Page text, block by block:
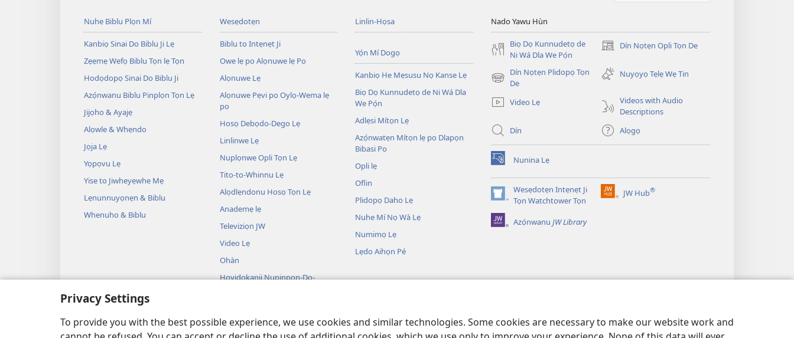
Privacy Settings
To provide you with the best possible experience, we use cookies and similar technologies. Some cookies are necessary to make our website work and
Nuhe Biblu Plọn Mí
Kanbiọ Sinai Do Biblu Ji Lẹ
Zẹẹmẹ Wefọ Biblu Tọn lẹ Tọn
Hodọdopọ Sinai Do Biblu Ji
Azọ́nwanu Biblu Pinplọn Tọn Lẹ
Jijọho & Ayajẹ
Alọwle & Whẹndo
Jọja Lẹ
Yọpọvu Lẹ
Yise to Jiwheyẹwhe Mẹ
Lẹnunnuyọnẹn & Biblu
Whenuho & Biblu
Wesẹdotẹn
Biblu to Intẹnẹt Ji
Owe lẹ po Alọnuwe lẹ Po
Alọnuwe Lẹ
Alọnuwe Pẹvi po Oylọ-Wema lẹ
po
Hosọ Debọdo-Dego Lẹ
Linlinwe Lẹ
Nuplọnwe Opli Tọn Lẹ
Tito-to-Whinnu Lẹ
Alọdlẹndonu Hosọ Tọn Lẹ
Anademẹ lẹ
Televiziọn JW
Video Lẹ
Ohàn
Hoyidokanji Nupinpọn-Do-
Donù lẹ Tọn
Linlin-Họsa
Yọ́n Mí Dogọ
Kanbiọ He Mẹsusu Nọ Kanse Lẹ
Biọ Dọ Kunnudetọ de Ni Wá Dla
We Pọ́n
Adlẹsi Mítọn Lẹ
Azọ́nwatẹn Mítọn lẹ po Dlapọn
Bibasi Po
Opli lẹ
Oflin
Plidopọ Daho Lẹ
Nuhe Mí Nọ Wà Lẹ
Numimọ Lẹ
Lẹdo Aihọn Pé
Nado Yawu Hùn
Biọ Dọ Kunnudetọ de
Ni Wá Dla We Pọ́n
Dín Nọtẹn Opli Tọn De
(opens
window)
Dín Nọtẹn Plidopọ Tọn
De
(opens
window)
Nuyọyọ Tẹlẹ Wẹ Tin
Video Lẹ
Videos with Audio
Descriptions
Dín
Alọgọ
Nunina Lẹ
(opens
new
window)Wesẹdotẹn Intẹnẹt Ji
Tọn Watchtower Tọn
(opens
new
window)
JW Hub®
(opens
Azọ́nwanu JW Library